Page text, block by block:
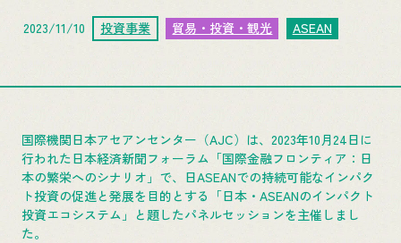
2023/11/10 投資事業 貿易・投資・観光 ASEAN
国際機関日本アセアンセンター（AJC）は、2023年10月24日に
行われた日本経済新聞フォーラム「国際金融フロンティア：日
本の繁栄へのシナリオ」で、日ASEANでの持続可能なインパク
ト投資の促進と発展を目的とする「日本・ASEANのインパクト
投資エコシステム」と題したパネルセッションを主催しまし
た。